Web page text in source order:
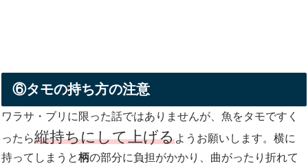
⑥タモの持ち方の注意
ワラサ・ブリに限った話ではありませんが、魚をタモですく
ったら縦持ちにして上げるようお願いします。横に
持ってしまうと柄の部分に負担がかかり、曲がったり折れて